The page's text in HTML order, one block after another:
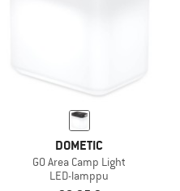
DOMETIC
GO Area Camp Light
LED-lamppu